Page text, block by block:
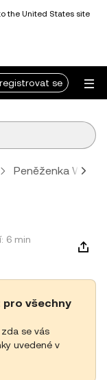
the United States site
se
Peněženka Web3
6 min
všechny
se vás
uvedené v